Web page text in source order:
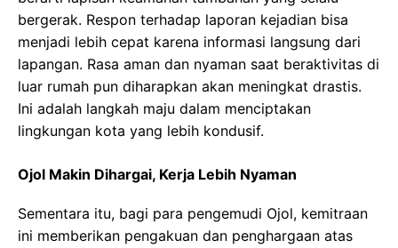
bergerak. Respon terhadap laporan kejadian bisa
menjadi lebih cepat karena informasi langsung dari
lapangan. Rasa aman dan nyaman saat beraktivitas di
luar rumah pun diharapkan akan meningkat drastis.
Ini adalah langkah maju dalam menciptakan
lingkungan kota yang lebih kondusif.
Ojol Makin Dihargai, Kerja Lebih Nyaman
Sementara itu, bagi para pengemudi Ojol, kemitraan
ini memberikan pengakuan dan penghargaan atas